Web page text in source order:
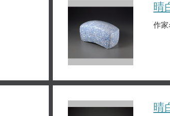
晴
作家
晴